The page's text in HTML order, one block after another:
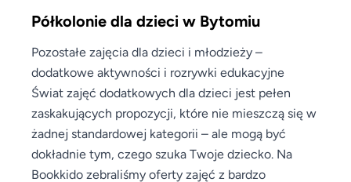
Półkolonie dla dzieci w Bytomiu
Pozostałe zajęcia dla dzieci i młodzieży –
dodatkowe aktywności i rozrywki edukacyjne
Świat zajęć dodatkowych dla dzieci jest pełen
zaskakujących propozycji, które nie mieszczą się w
żadnej standardowej kategorii – ale mogą być
dokładnie tym, czego szuka Twoje dziecko. Na
Bookkido zebraliśmy oferty zajęć z bardzo